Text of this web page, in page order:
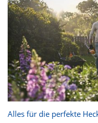
Alles für die perfekte